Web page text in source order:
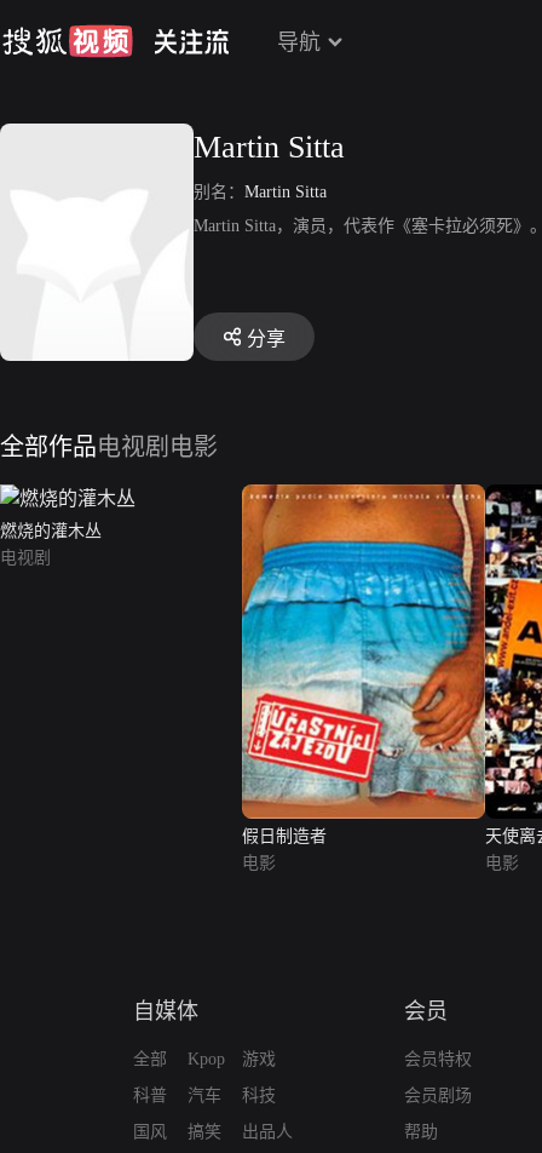
导航
Martin Sitta
别名： Martin Sitta
Martin Sitta，演员，代表作《塞卡拉必须死》
分享
全部作品电视剧 电影
燃烧的灌木丛
电视剧
假日制造者
电影
天使离
电影
自媒体
全部
科普
国风
Kpop
汽车
搞笑
游戏
科技
出品人
会员
会员特权
会员剧场
帮助